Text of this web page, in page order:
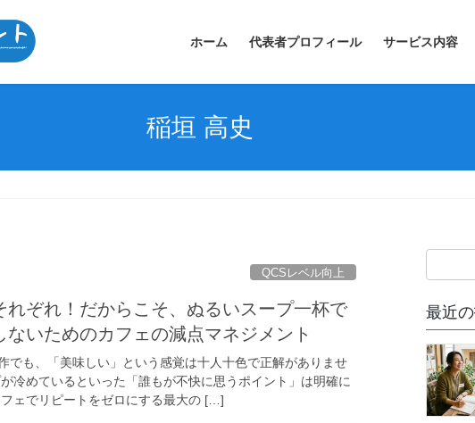
ホーム 代表者プロフィール サービス内容
稲垣 高史
QCSレベル向上
れぞれ！だからこそ、ぬるいスープ一杯で
ないためのカフェの減点マネジメント
でも、「美味しい」という感覚は十人十色で正解がありませ
冷めているといった「誰もが不快に思うポイント」は明確に
ェでリピートをゼロにする最大の […]
最近